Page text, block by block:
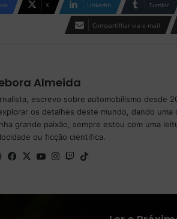
X Linkedin Tumblr
Compartilhar via e-mail
Almeida
escrevo sobre automobilismo desde
os detalhes deste mundo, dando
grande paixão, sempre estou com uma
ou ficção cientifica.
We Fa
X
Yo Ins Tw